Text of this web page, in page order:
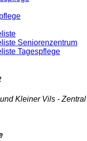
Seniorenzentrum
Tagespflege
Kleiner Vils -